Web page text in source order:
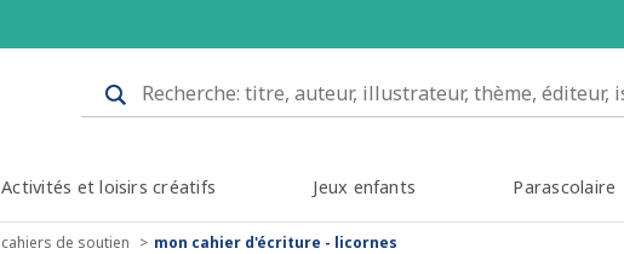
Activités et loisirs créatifs Jeux enfants Parascolaire
cahiers de soutien mon cahier d'écriture - licornes